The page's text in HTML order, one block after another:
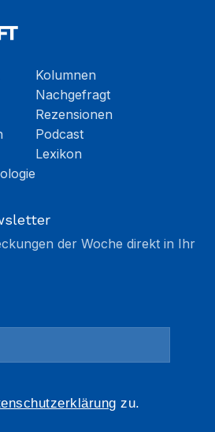
Kolumnen
Nachgefragt
Rezensionen
Podcast
Lexikon
der Woche direkt in Ihr